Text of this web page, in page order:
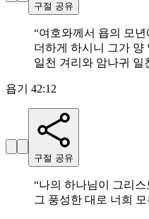
구절 공유
“여호와께서 욥의 모
더하게 하시니 그가 양
일천 겨리와 암나귀 일
욥기 42:12
구절 공유
“나의 하나님이 그리
그 풍성한 대로 너희